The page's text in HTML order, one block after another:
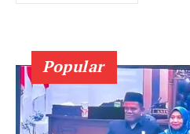
Popular